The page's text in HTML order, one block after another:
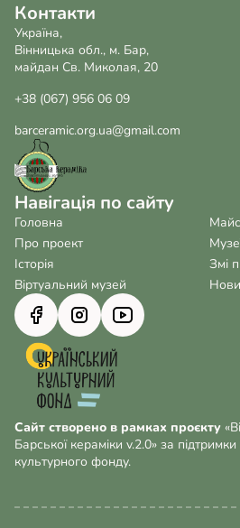
Контакти
Україна,
Вінницька обл., м. Бар,
майдан Св. Миколая, 20
+38 (067) 956 06 09
barceramic.org.ua@gmail.com
Навігація по сайту
Головна
Про проект
Історія
Віртуальний музей
Змі
Сайт створено в рамках проєкту
Барської кераміки v.2.0» за
культурного фонду.